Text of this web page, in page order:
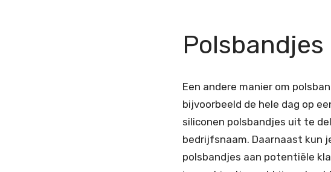
Een andere manier om
bijvoorbeeld de hele dag op
siliconen polsbandjes uit te
bedrijfsnaam. Daarnaast kun
polsbandjes aan potentiële